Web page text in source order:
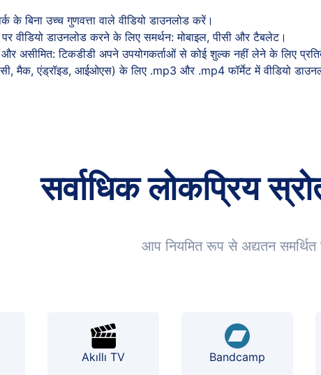
के बिना उच्च गुणवत्ता वाले वीडियो डाउनलोड करें।
पर वीडियो डाउनलोड करने के लिए समर्थन: मोबाइल, पीसी और टैबलेट।
असीमित: टिकडीडी अपने उपयोगकर्ताओं से कोई शुल्क नहीं लेने के लिए
मैक, एंड्रॉइड, आईओएस) के लिए .mp3 और .mp4 फॉर्मेट में वीडियो
सर्वाधिक लोकप्रिय
आप नियमित रूप से अद्यतन
Akıllı TV Bandcamp